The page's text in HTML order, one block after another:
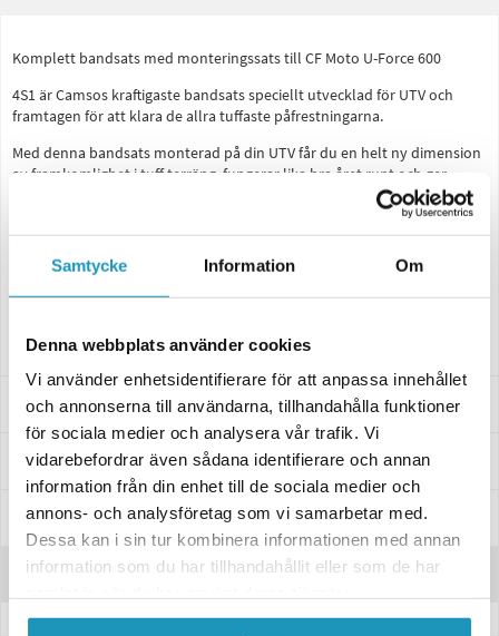
Samtycke Information Om
Denna webbplats använder cookies
Vi använder enhetsidentifierare för att anpassa innehållet
och annonserna till användarna, tillhandahålla funktioner
för sociala medier och analysera vår trafik. Vi
vidarebefordrar även sådana identifierare och annan
information från din enhet till de sociala medier och
annons- och analysföretag som vi samarbetar med.
Dessa kan i sin tur kombinera informationen med annan
information som du har tillhandahållit eller som de har
Komplett bandsats med monteringssats till CF Moto U-Force 600
4S1 är Camsos kraftigaste bandsats speciellt utvecklad för UTV och
framtagen för att klara de allra tuffaste påfrestningarna.
Med denna bandsats monterad på din UTV får du en helt ny dimension
av framkomlighet i tuff terräng, fungerar lika bra året runt och ger
betydligt mycket lägre marktryck och därigenom högre bärighet för din
kolstål ger maximal framkomlighet i alla typer av terräng och
löphjulens tandemupphängning ger en mjuk och stabil färd.
Passar dessa modeller
Specifikationer
Manualer & Guider
Recensioner